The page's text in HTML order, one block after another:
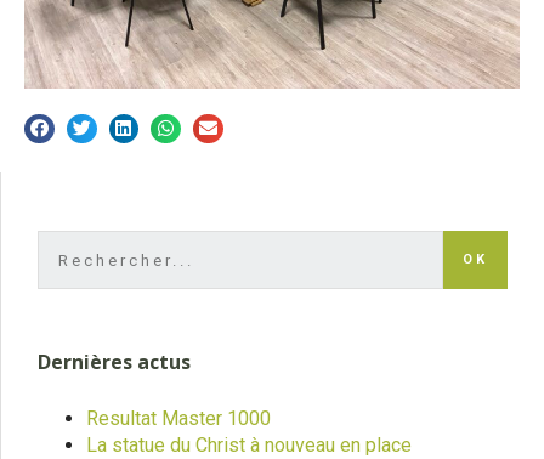
OK
Dernières actus
Resultat Master 1000
La statue du Christ à nouveau en place